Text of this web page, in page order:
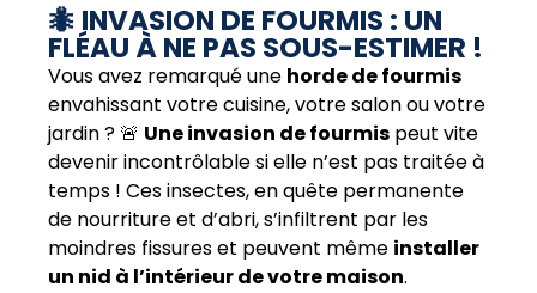
🐜 INVASION DE FOURMIS : UN
FLÉAU À NE PAS SOUS-ESTIMER !
Vous avez remarqué une horde de fourmis
envahissant votre cuisine, votre salon ou votre
jardin ? 🚨 Une invasion de fourmis peut vite
devenir incontrôlable si elle n’est pas traitée à
temps ! Ces insectes, en quête permanente
de nourriture et d’abri, s’infiltrent par les
moindres fissures et peuvent même installer
un nid à l’intérieur de votre maison.